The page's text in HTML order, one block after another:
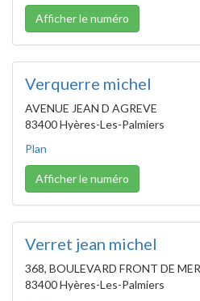
Afficher le numéro
Verquerre michel
AVENUE JEAN D AGREVE
83400 Hyères-Les-Palmiers
Plan
Afficher le numéro
Verret jean michel
368, BOULEVARD FRONT DE MER
83400 Hyères-Les-Palmiers